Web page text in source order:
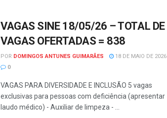
VAGAS SINE 18/05/26 – TOTAL DE
VAGAS OFERTADAS = 838
POR DOMINGOS ANTUNES GUIMARÃES
18 DE MAIO DE 2026
0
VAGAS PARA DIVERSIDADE E INCLUSÃO 5 vagas
exclusivas para pessoas com deficiência (apresentar
laudo médico) - Auxiliar de limpeza - ...